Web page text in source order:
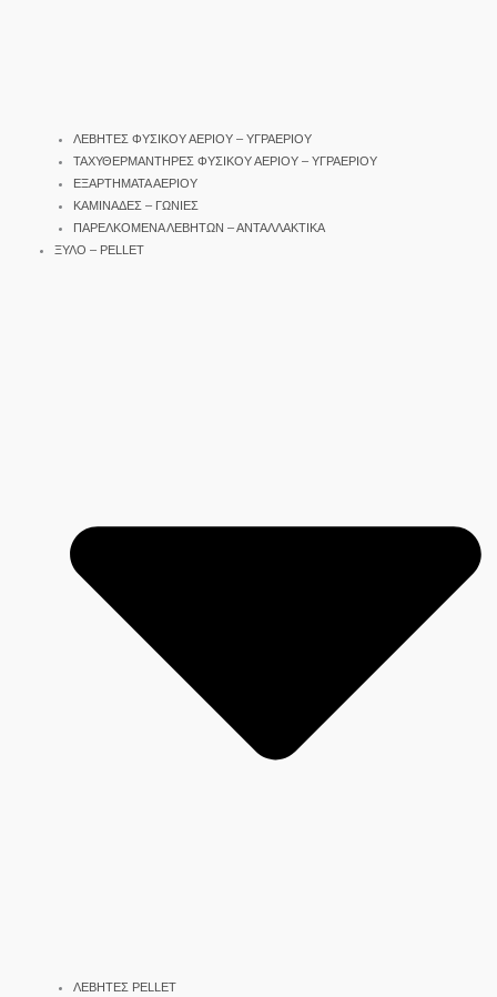
ΛΕΒΗΤΕΣ ΦΥΣΙΚΟΥ ΑΕΡΙΟΥ – ΥΓΡΑΕΡΙΟΥ
ΤΑΧΥΘΕΡΜΑΝΤΗΡΕΣ ΦΥΣΙΚΟΥ ΑΕΡΙΟΥ – ΥΓΡΑΕΡΙΟΥ
ΕΞΑΡΤΗΜΑΤΑ ΑΕΡΙΟΥ
ΚΑΜΙΝΑΔΕΣ – ΓΩΝΙΕΣ
ΠΑΡΕΛΚΟΜΕΝΑ ΛΕΒΗΤΩΝ – ΑΝΤΑΛΛΑΚΤΙΚΑ
ΞΥΛΟ – PELLET
ΛΕΒΗΤΕΣ PELLET